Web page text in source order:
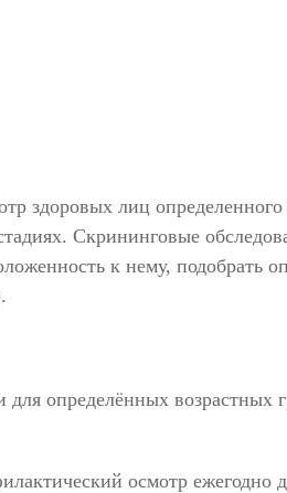
здоровых лиц определенного
Скрининговые
к нему, подобрать
определённых возрастных
осмотр ежегодно